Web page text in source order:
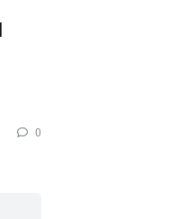
0